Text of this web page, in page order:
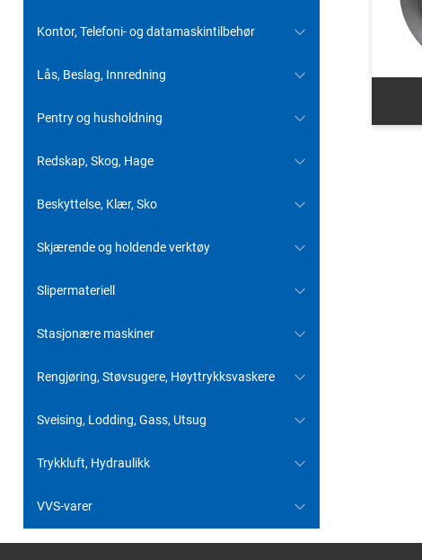
Kontor, Telefoni- og datamaskintilbehør
Lås, Beslag, Innredning
Pentry og husholdning
Redskap, Skog, Hage
Beskyttelse, Klær, Sko
Skjærende og holdende verktøy
Slipermateriell
Stasjonære maskiner
Rengjøring, Støvsugere, Høyttrykksvaskere
Sveising, Lodding, Gass, Utsug
Trykkluft, Hydraulikk
VVS-varer